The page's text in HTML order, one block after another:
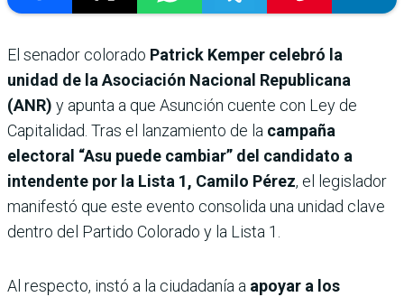
El senador colorado Patrick Kemper celebró la
unidad de la Asociación Nacional Republicana
(ANR) y apunta a que Asunción cuente con Ley de
Capitalidad. Tras el lanzamiento de la campaña
electoral “Asu puede cambiar” del candidato a
intendente por la Lista 1, Camilo Pérez, el legislador
manifestó que este evento consolida una unidad clave
dentro del Partido Colorado y la Lista 1.
Al respecto, instó a la ciudadanía a apoyar a los